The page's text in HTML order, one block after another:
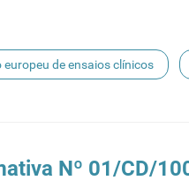
europeu de ensaios clínicos
Nº 01/CD/